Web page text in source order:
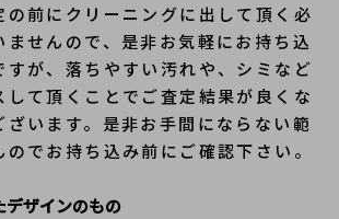
の前にクリーニングに出して頂く必
ませんので、是非お気軽にお持ち込
すが、落ちやすい汚れや、シミなど
して頂くことでご査定結果が良くな
ざいます。是非お手間にならない範
でお持ち込み前にご確認下さい。
デザインのもの